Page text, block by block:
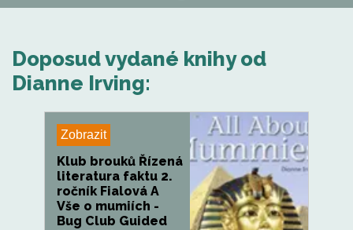
Doposud vydané knihy od
Dianne Irving:
Zobrazit
Klub brouků Řízená
literatura faktu 2.
ročník Fialová A
Vše o mumiích -
Bug Club Guided